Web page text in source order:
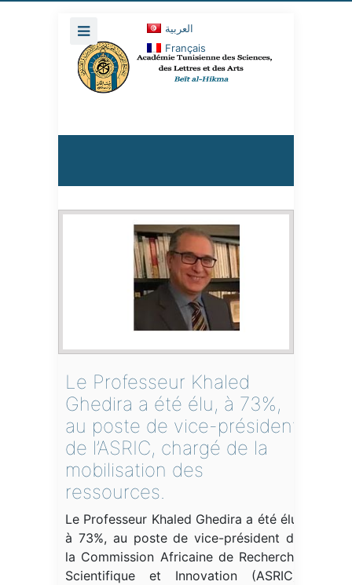
العربية
Français
Le Professeur Khaled
Ghedira a été élu, à 73%,
au poste de vice-président
de l’ASRIC, chargé de la
mobilisation des
ressources.
Le Professeur Khaled Ghedira a été élu,
à 73%, au poste de vice-président de
la Commission Africaine de Recherche
Scientifique et Innovation (ASRIC),